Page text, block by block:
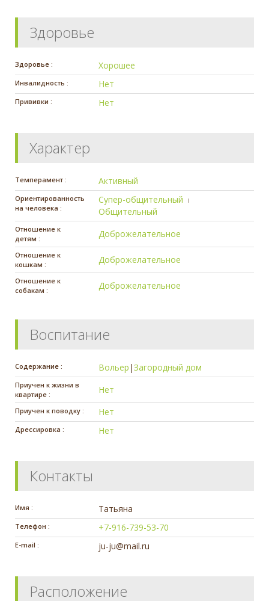
Здоровье
Здоровье : Хорошее
Инвалидность : Нет
Прививки : Нет
Характер
Темперамент : Активный
Ориентированность
на человека :
Супер-общительный
Общительный
Отношение к
детям :
Доброжелательное
Отношение к
кошкам :
Доброжелательное
Отношение к
собакам :
Доброжелательное
Воспитание
Содержание : Вольер |Загородный дом
Приучен к жизни в
квартире :
Нет
Приучен к поводку : Нет
Дрессировка : Нет
Контакты
Имя : Татьяна
Телефон : +7-916-739-53-70
E-mail : ju-ju@mail.ru
Расположение